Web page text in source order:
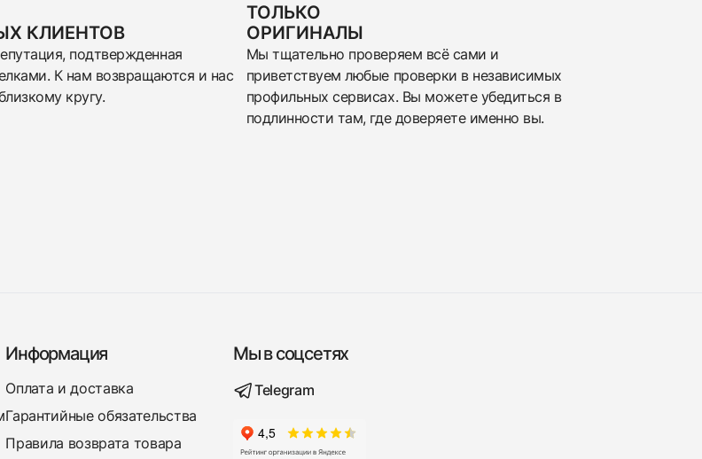
КЛИЕНТОВ
подтвержденная
К нам возвращаются и нас
кругу.
ТОЛЬКО
ОРИГИНАЛЫ
Мы тщательно проверяем всё сами и
приветствуем любые проверки в независимых
профильных сервисах. Вы можете убедиться в
подлинности там, где доверяете именно вы.
Информация
Оплата и доставка
Гарантийные обязательства
Правила возврата товара
Мы в соцсетях
Telegram